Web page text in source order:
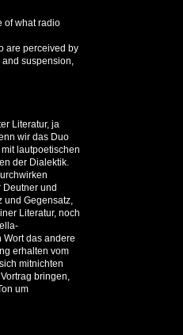
of what radio
are perceived by
suspension,
Literatur, ja
wir das Duo
lautpoetischen
der Dialektik.
und
und Gegensatz,
Literatur, noch
das andere
erhalten vom
mitnichten
bringen,
um